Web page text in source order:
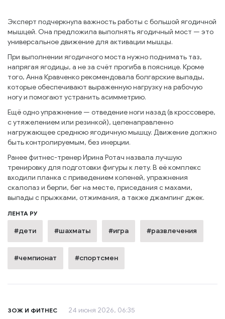
Эксперт подчеркнула важность работы с большой ягодичной
мышцей. Она предложила выполнять ягодичный мост — это
универсальное движение для активации мышцы.
При выполнении ягодичного моста нужно поднимать таз,
напрягая ягодицы, а не за счёт прогиба в пояснице. Кроме
того, Анна Кравченко рекомендовала болгарские выпады,
которые обеспечивают выраженную нагрузку на рабочую
ногу и помогают устранить асимметрию.
Ещё одно упражнение — отведение ноги назад (в кроссовере,
с утяжелением или резинкой), целенаправленно
нагружающее среднюю ягодичную мышцу. Движение должно
быть контролируемым, без инерции.
Ранее фитнес-тренер Ирина Ротач назвала лучшую
тренировку для подготовки фигуры к лету. В её комплекс
входили планка с приведением коленей, упражнения
скалолаз и берпи, бег на месте, приседания с махами,
выпады с прыжками, отжимания, а также джампинг джек.
ЛЕНТА РУ
#дети #шахматы #игра #развлечения
#чемпионат #спортсмен
ЗОЖ И ФИТНЕС 24 июня 2026, 06:35